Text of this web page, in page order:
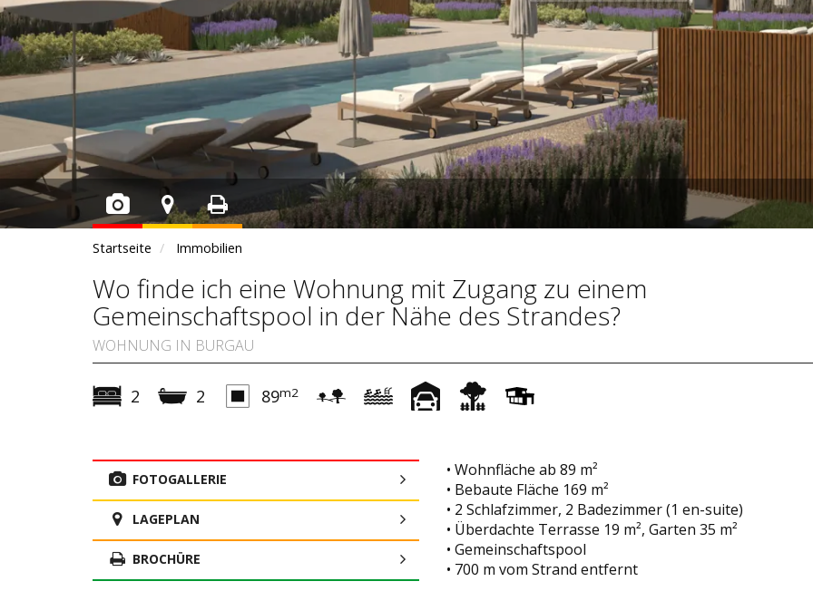
Startseite Immobilien
Wo finde ich eine Wohnung mit Zugang zu einem
Gemeinschaftspool in der Nähe des Strandes?
WOHNUNG IN BURGAU
2 2 89m2
FOTOGALLERIE
LAGEPLAN
BROCHÜRE
• Wohnfläche ab 89 m²
• Bebaute Fläche 169 m²
• 2 Schlafzimmer, 2 Badezimmer (1 en-suite)
• Überdachte Terrasse 19 m², Garten 35 m²
• Gemeinschaftspool
• 700 m vom Strand entfernt